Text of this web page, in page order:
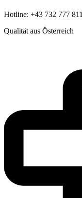
Hotline: +43 732 777 811
Qualität aus Österreich